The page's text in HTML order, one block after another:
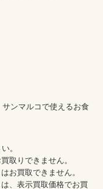
ンマルコで使えるお食
。
取りできません。
お買取できません。
、表示買取価格でお買